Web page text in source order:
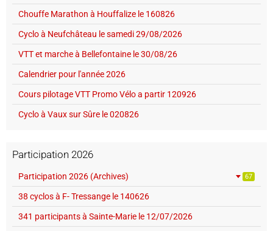
Chouffe Marathon à Houffalize le 160826
Cyclo à Neufchâteau le samedi 29/08/2026
VTT et marche à Bellefontaine le 30/08/26
Calendrier pour l'année 2026
Cours pilotage VTT Promo Vélo a partir 120926
Cyclo à Vaux sur Sûre le 020826
Participation 2026
Participation 2026 (Archives) 67
38 cyclos à F- Tressange le 140626
341 participants à Sainte-Marie le 12/07/2026